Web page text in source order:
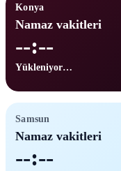
Konya
Namaz vakitleri
--:--
Yükleniyor…
Samsun
Namaz vakitleri
--:--